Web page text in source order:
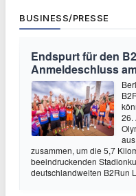
BUSINESS/PRESSE
Endspurt für den
Anmeldeschluss
26.
zusammen, um die 5,7
beeindruckenden
deutschlandweiten B2Run